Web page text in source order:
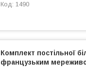
1490
Комплект постільної
французьким